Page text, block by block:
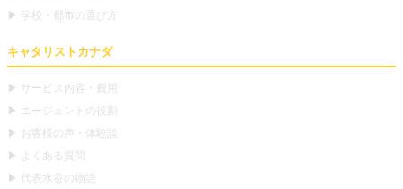
▶ 学校・都市の選び方
キャタリストカナダ
▶ サービス内容・費用
▶ エージェントの役割
▶ お客様の声・体験談
▶ よくある質問
▶ 代表水谷の物語